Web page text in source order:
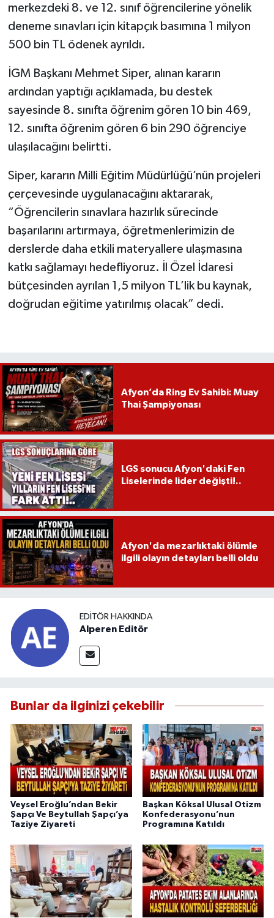
merkezdeki 8. ve 12. sınıf öğrencilerine yönelik
deneme sınavları için kitapçık basımına 1 milyon
500 bin TL ödenek ayrıldı.
İGM Başkanı Mehmet Siper, alınan kararın
ardından yaptığı açıklamada, bu destek
sayesinde 8. sınıfta öğrenim gören 10 bin 469,
12. sınıfta öğrenim gören 6 bin 290 öğrenciye
ulaşılacağını belirtti.
Siper, kararın Milli Eğitim Müdürlüğü’nün projeleri
çerçevesinde uygulanacağını aktararak,
“Öğrencilerin sınavlara hazırlık sürecinde
başarılarını artırmaya, öğretmenlerimizin de
derslerde daha etkili materyallere ulaşmasına
katkı sağlamayı hedefliyoruz. İl Özel İdaresi
bütçesinden ayrılan 1,5 milyon TL’lik bu kaynak,
doğrudan eğitime yatırılmış olacak” dedi.
Afyon’da Ring Ev Sahibi: Muay
Thai Şampiyonası
LGS sonucu Afyon'daki Fen
Liselerinde lider değişti!..
Afyon'da mezarlıktaki ölümle
ilgili olayın detayları belli oldu
EDITÖR HAKKINDA
Alperen Editör
Bunlar da ilginizi çekebilir
Veysel Eroğlu’ndan Bekir
Şapçı Ve Beytullah Şapçı’ya
Taziye Ziyareti
Başkan Köksal Ulusal Otizm
Konfederasyonu’nun
Programına Katıldı